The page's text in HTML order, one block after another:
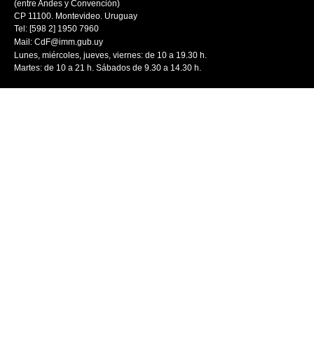
(entre Andes y Convención)
CP 11100. Montevideo. Uruguay
Tel: [598 2] 1950 7960
Mail: CdF@imm.gub.uy
Lunes, miércoles, jueves, viernes: de 10 a 19.30 h.
Martes: de 10 a 21 h. Sábados de 9.30 a 14.30 h.